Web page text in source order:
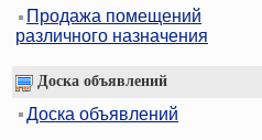
Продажа помещений
различного назначения
Доска объявлений
Доска объявлений